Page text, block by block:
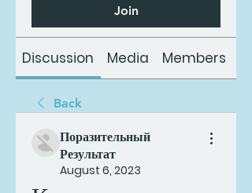
Join
Discussion Media Members
Back
Поразительный
Результат
August 6, 2023